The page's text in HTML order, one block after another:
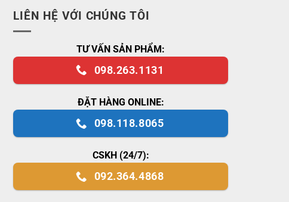
LIÊN HỆ VỚI CHÚNG TÔI
TƯ VẤN SẢN PHẨM:
098.263.1131
ĐẶT HÀNG ONLINE:
098.118.8065
CSKH (24/7):
092.364.4868